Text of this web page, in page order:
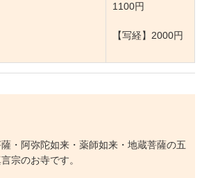
1100円
【写経】2000円
・阿弥陀如来・薬師如来・地蔵菩薩の五
宗のお寺です。